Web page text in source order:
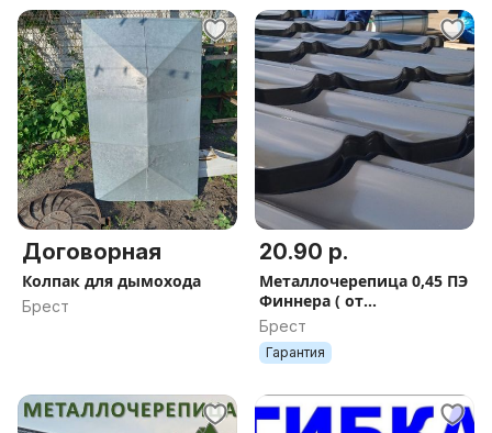
Договорная
Колпак для дымохода
Брест
20.90 р.
Металлочерепица 0,45 ПЭ
Финнера ( от
производителя )
Брест
Гарантия